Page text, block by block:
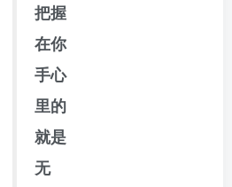
把握
在你
手心
里的
就是
无